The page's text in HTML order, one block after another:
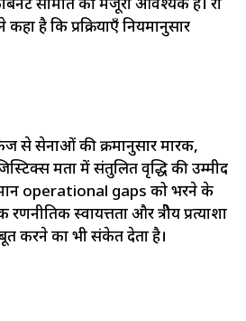
समिति की मंजूरी आवश्यक है। रक्षा
कहा है कि प्रक्रियाएँ नियमानुसार
से सेनाओं की क्रमानुसार मारक,
क्षमता में संतुलित वृद्धि की उम्मीद
operational gaps को भरने के
स्वायत्तता और क्षेत्रीय प्रत्याशा
करने का भी संकेत देता है।